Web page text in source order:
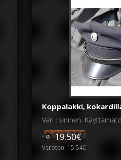
Koppalakki,
Väri : sininen.
19.50€
Veroton: 15.54€